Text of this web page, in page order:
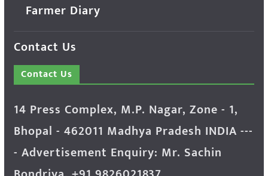
Farmer Diary
Contact Us
Contact Us
14 Press Complex, M.P. Nagar, Zone - 1,
Bhopal - 462011 Madhya Pradesh INDIA ---
- Advertisement Enquiry: Mr. Sachin